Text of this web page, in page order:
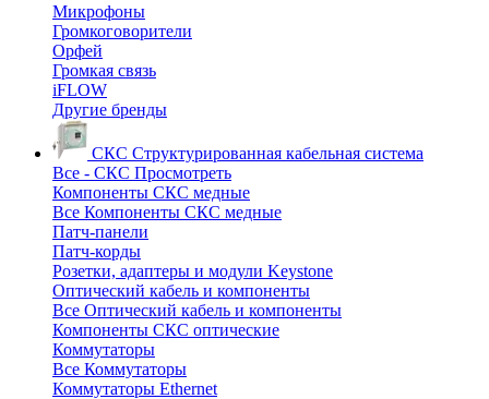
Микрофоны
Громкоговорители
Орфей
Громкая связь
iFLOW
Другие бренды
СКС Структурированная кабельная система
Все - СКС Просмотреть
Компоненты СКС медные
Все Компоненты СКС медные
Патч-панели
Патч-корды
Розетки, адаптеры и модули Keystone
Оптический кабель и компоненты
Все Оптический кабель и компоненты
Компоненты СКС оптические
Коммутаторы
Все Коммутаторы
Коммутаторы Ethernet